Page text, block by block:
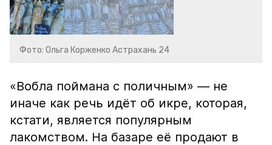
Фото: Ольга Корженко Астрахань 24
«Вобла поймана с поличным» — не
иначе как речь идёт об икре, которая,
кстати, является популярным
лакомством. На базаре её продают в